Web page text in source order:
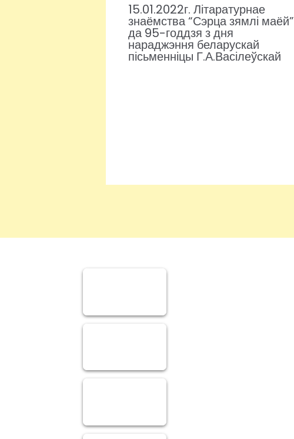
15.01.2022г. Літаратурнае
знаёмства “Сэрца зямлі маёй”
да 95-годдзя з дня
нараджэння беларускай
пісьменніцы Г.А.Васілеўскай